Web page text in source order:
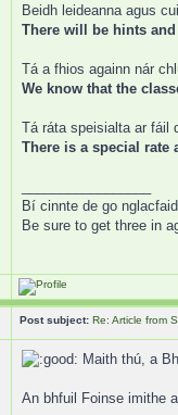
Beidh leideanna agus
There will be hints
Tá a fhios againn nár
We know that the
Tá ráta speisialta ar fáil
There is a special rate
Bí cinnte de go
Be sure to get three in
Post subject: Re: Article from
Maith thú, a
An bhfuil Foinse imithe